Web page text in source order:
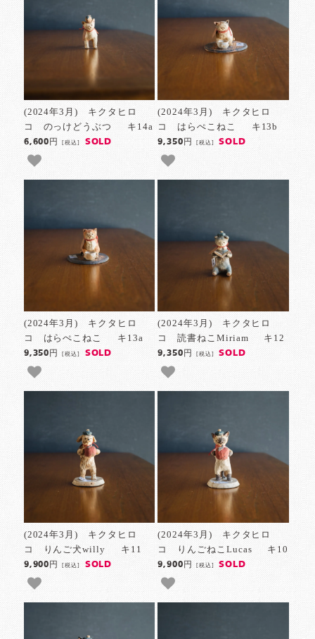
(2024年3月) キクタヒロ
コ のっけどうぶつ キ14a
6,600円[税込] SOLD
(2024年3月) キクタヒロ
コ はらぺこねこ キ13b
9,350円 [税込] SOLD
(2024年3月) キクタヒロ
コ はらぺこねこ キ13a
9,350円[税込] SOLD
(2024年3月) キクタヒロ
コ 読書ねこMiriam キ12
9,350円 [税込] SOLD
(2024年3月) キクタヒロ
コ りんご犬willy キ11
9,900円[税込] SOLD
(2024年3月) キクタヒロ
コ りんごねこLucas キ10
9,900円 [税込] SOLD